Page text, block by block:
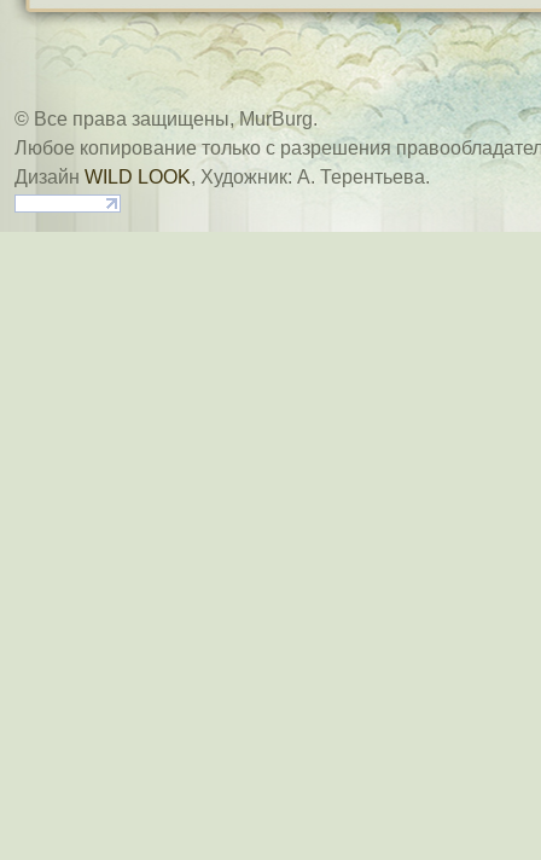
© Все права защищены, MurBurg.
Любое копирование только с разрешения
Дизайн WILD LOOK, Художник: А. Терентьева.